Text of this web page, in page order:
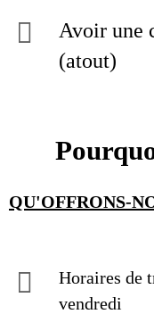
Avoir une
(atout)
QU'OFFRONS-
Horaires de
vendredi